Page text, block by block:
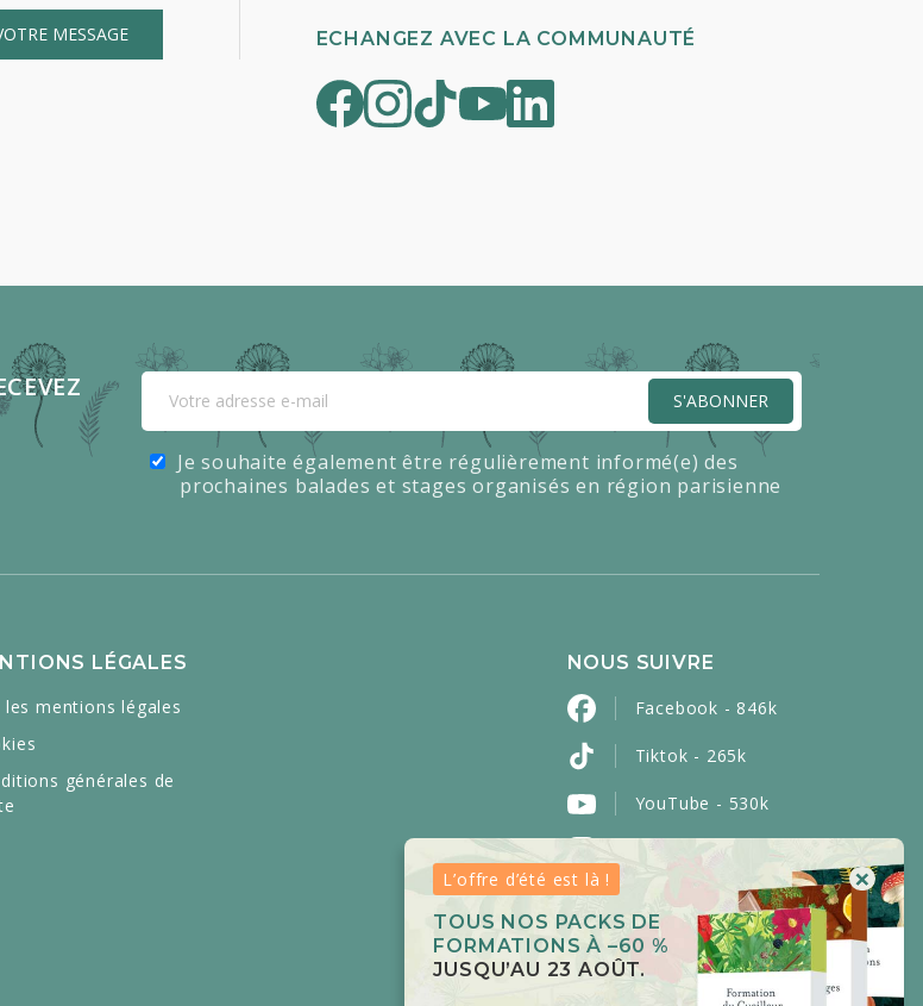
ECHANGEZ AVEC LA COMMUNAUTÉ
Je souhaite également être régulièrement informé(e) des
prochaines balades et stages organisés en région parisienne
S'ABONNER
LÉGALES
les mentions légales
générales de
NOUS SUIVRE
Facebook - 846k
Tiktok - 265k
YouTube - 530k
Instagram - 453k
Pinterest - 2k
LinkedIn - 3100
L’offre d’été est là ! ×
TOUS NOS PACKS DE
FORMATIONS À –60 %
JUSQU’AU 23 AOÛT.